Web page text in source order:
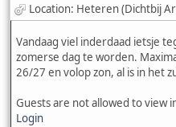
Location: Heteren (Dichtbij
Vandaag viel inderdaad ietsje
zomerse dag te worden.
26/27 en volop zon, al is in het
Guests are not allowed to view
Login